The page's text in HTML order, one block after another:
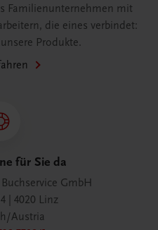
Familienunternehmen mit
die eines verbindet:
Produkte.
für Sie da
GmbH
| 4020 Linz
Austria